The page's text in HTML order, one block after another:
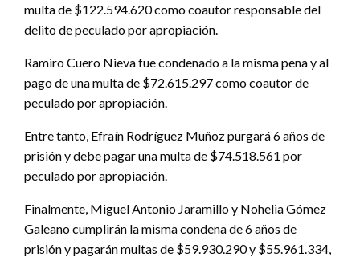
multa de $122.594.620 como coautor responsable del
delito de peculado por apropiación.
Ramiro Cuero Nieva fue condenado a la misma pena y al
pago de una multa de $72.615.297 como coautor de
peculado por apropiación.
Entre tanto, Efraín Rodríguez Muñoz purgará 6 años de
prisión y debe pagar una multa de $74.518.561 por
peculado por apropiación.
Finalmente, Miguel Antonio Jaramillo y Nohelia Gómez
Galeano cumplirán la misma condena de 6 años de
prisión y pagarán multas de $59.930.290 y $55.961.334,